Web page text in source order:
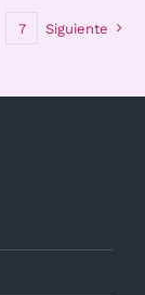
7 Siguiente